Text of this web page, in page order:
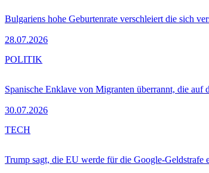
Bulgariens hohe Geburtenrate verschleiert die sich
28.07.2026
Spanische Enklave von Migranten überrannt, die auf
30.07.2026
POLITIK
Trump sagt, die EU werde für die Google-Geldstrafe
TECH